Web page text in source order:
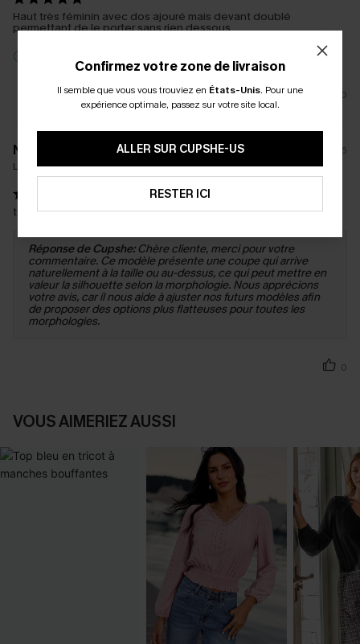
Haut très féminin avec dos ajouré mais devant doublé
permettant de le porter sans rien dessous
0
N****y
22/04/2026
La taille achetée:L
taille petit
Réponse de Cupshe: Chère cliente, merci pour votre
commentaire. Ce modèle présente une coupe qui arrive
naturellement à la taille ou au-dessus, ce qui peut mettre en
valeur la silhouette selon la morphologie. Nous apprécions
votre avis, car il nous aide à ajuster nos futurs modèles afin
de proposer des options plus flatteuses pour toutes les
morphologies.
0
VOUS AIMERIEZ AUSSI
Confirmez votre zone de livraison
Il semble que vous vous trouviez en États-Unis. Pour une
expérience optimale, passez sur votre site local.
ALLER SUR CUPSHE-US
RESTER ICI